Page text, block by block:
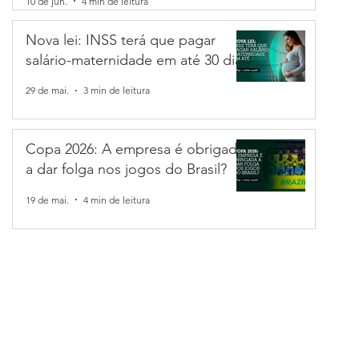
entenda o que é e como ela afeta no bolso e
14% ao ano e isso mexe com o caixa da sua empresa. Entenda
como a taxa afeta crédito, investimentos e até seus
pode te ajudar a planejar os próximos passos.
de leitura
Nova lei: INSS terá que pagar
salário-maternidade em até 30 dias
29 de mai. 3 min de leitura
Copa 2026: A empresa é obrigada
a dar folga nos jogos do Brasil?
19 de mai. 4 min de leitura